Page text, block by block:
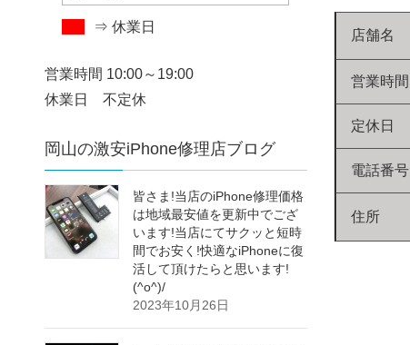
店舗名
営業時間
定休日
電話番号
住所
⇒ 休業日
営業時間 10:00～19:00
休業日 不定休
岡山の激安iPhone修理店ブログ
皆さま!当店のiPhone修理価格
は地域最安値を更新中でござ
います!当店にてサクッと短時
間でお安く!快適なiPhoneに復
活して頂けたらと思います!
(^o^)/
2023年10月26日